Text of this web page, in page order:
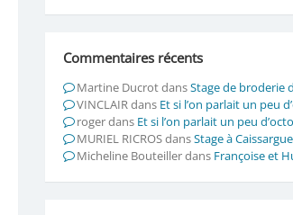
Commentaires récents
Martine DucrotdansStage de broderie
VINCLAIR dans Et si l’on parlait un peu
rogerdans Et si l’on parlait un peu
MURIEL RICROSdansStage à
Micheline Bouteillerdans Françoise et